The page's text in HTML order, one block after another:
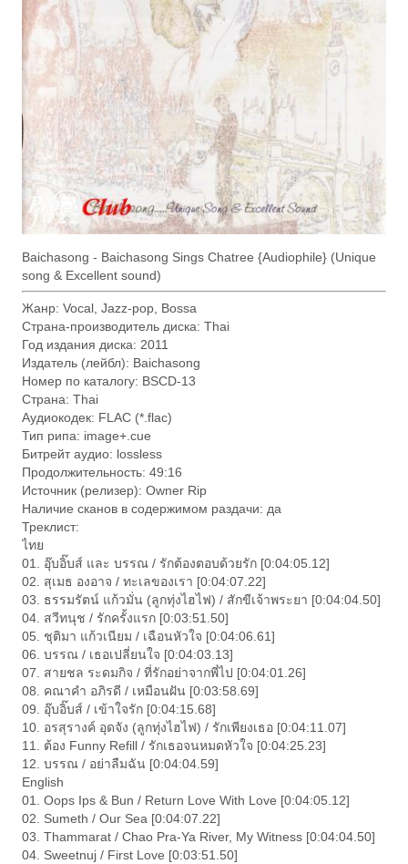
Baichasong - Baichasong Sings Chatree {Audiophile} (Unique
song & Excellent sound)
Жанр: Vocal, Jazz-pop, Bossa
Страна-производитель диска: Thai
Год издания диска: 2011
Издатель (лейбл): Baichasong
Номер по каталогу: BSCD-13
Страна: Thai
Аудиокодек: FLAC (*.flac)
Тип рипа: image+.cue
Битрейт аудио: lossless
Продолжительность: 49:16
Источник (релизер): Owner Rip
Наличие сканов в содержимом раздачи: да
Треклист:
ไทย
01. อุ๊บอิ๊บส์ และ บรรณ / รักต้องตอบด้วยรัก [0:04:05.12]
02. สุเมธ องอาจ / ทะเลของเรา [0:04:07.22]
03. ธรรมรัตน์ แก้วมั่น (ลูกทุ่งไฮไฟ) / สักขีเจ้าพระยา [0:04:04.50]
04. สวีทนุช / รักครั้งแรก [0:03:51.50]
05. ชุติมา แก้วเนียม / เฉือนหัวใจ [0:04:06.61]
06. บรรณ / เธอเปลี่ยนใจ [0:04:03.13]
07. สายชล ระดมกิจ / ที่รักอย่าจากพี่ไป [0:04:01.26]
08. คณาคำ อภิรดี / เหมือนฝัน [0:03:58.69]
09. อุ๊บอิ๊บส์ / เข้าใจรัก [0:04:15.68]
10. อรสุรางค์ อุดจัง (ลูกทุ่งไฮไฟ) / รักเพียงเธอ [0:04:11.07]
11. ต้อง Funny Refill / รักเธอจนหมดหัวใจ [0:04:25.23]
12. บรรณ / อย่าลืมฉัน [0:04:04.59]
English
01. Oops Ips & Bun / Return Love With Love [0:04:05.12]
02. Sumeth / Our Sea [0:04:07.22]
03. Thammarat / Chao Pra-Ya River, My Witness [0:04:04.50]
04. Sweetnuj / First Love [0:03:51.50]